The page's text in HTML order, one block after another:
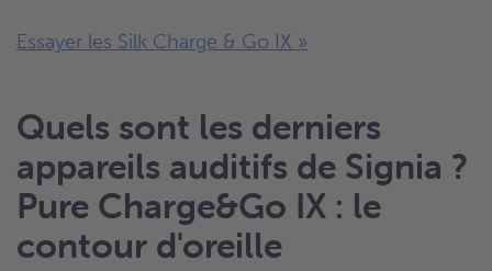
Essayer les Silk Charge & Go IX »
Quels sont les derniers
appareils auditifs de Signia ?
Pure Charge&Go IX : le
contour d'oreille